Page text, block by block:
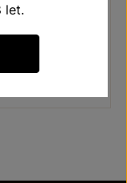
Hibernal
- toulky vinicemi
Šarže 4337
let.